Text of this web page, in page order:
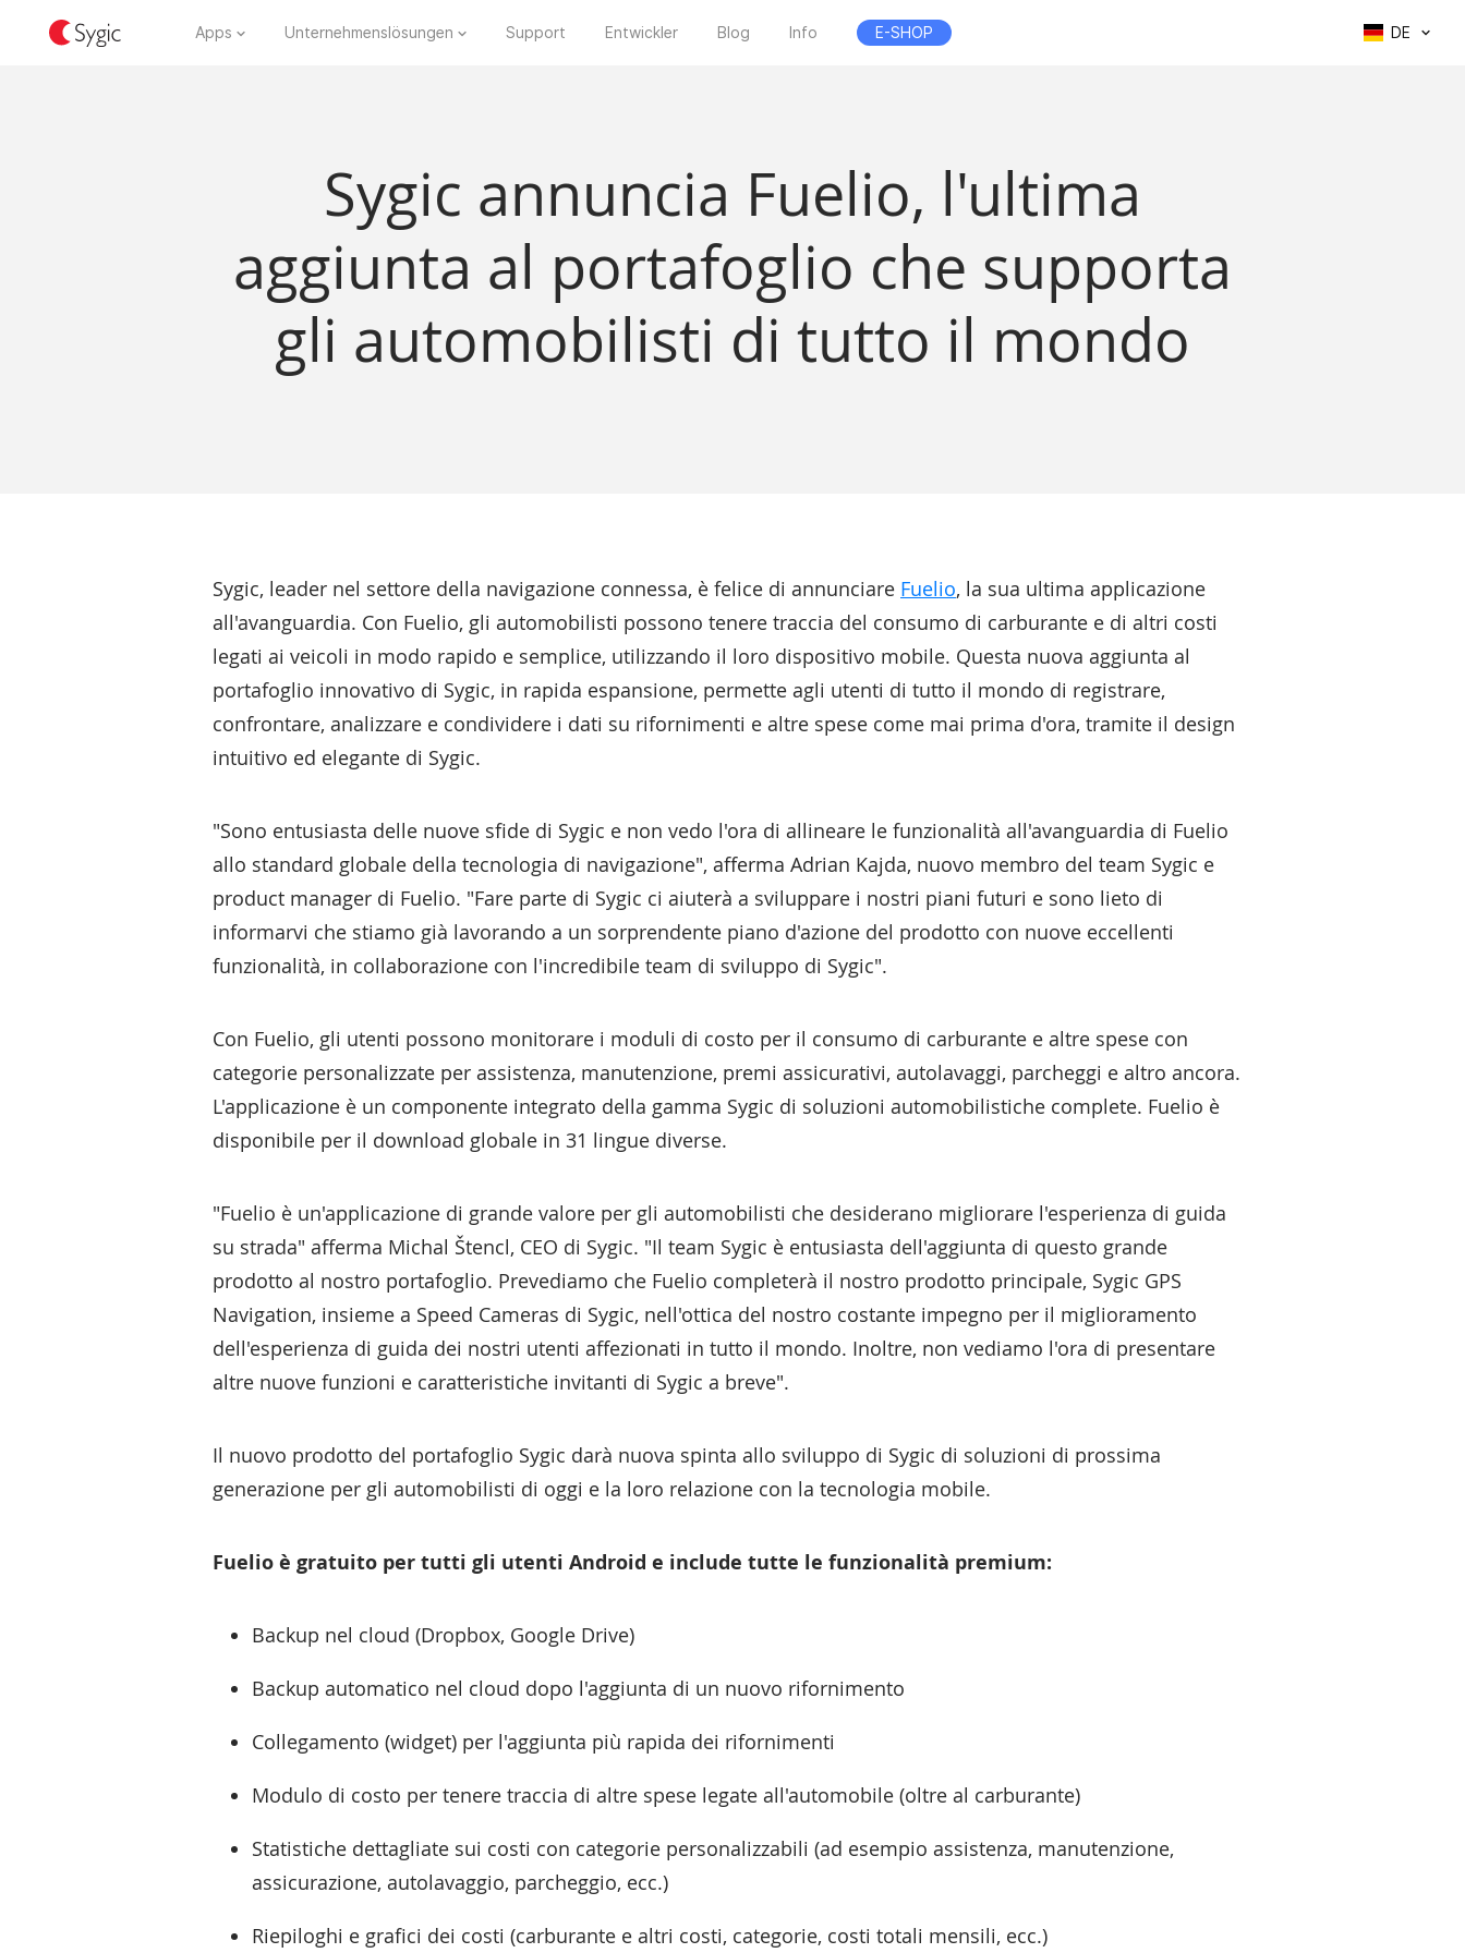
Apps Unternehmenslösungen Support Entwickler Blog Info E-SHOP DE
Sygic annuncia Fuelio, l'ultima
aggiunta al portafoglio che supporta
gli automobilisti di tutto il mondo
Sygic, leader nel settore della navigazione connessa, è felice di annunciare Fuelio, la sua ultima applicazione
all'avanguardia. Con Fuelio, gli automobilisti possono tenere traccia del consumo di carburante e di altri costi
legati ai veicoli in modo rapido e semplice, utilizzando il loro dispositivo mobile. Questa nuova aggiunta al
portafoglio innovativo di Sygic, in rapida espansione, permette agli utenti di tutto il mondo di registrare,
confrontare, analizzare e condividere i dati su rifornimenti e altre spese come mai prima d'ora, tramite il design
intuitivo ed elegante di Sygic.
"Sono entusiasta delle nuove sfide di Sygic e non vedo l'ora di allineare le funzionalità all'avanguardia di Fuelio
allo standard globale della tecnologia di navigazione", afferma Adrian Kajda, nuovo membro del team Sygic e
product manager di Fuelio. "Fare parte di Sygic ci aiuterà a sviluppare i nostri piani futuri e sono lieto di
informarvi che stiamo già lavorando a un sorprendente piano d'azione del prodotto con nuove eccellenti
funzionalità, in collaborazione con l'incredibile team di sviluppo di Sygic".
Con Fuelio, gli utenti possono monitorare i moduli di costo per il consumo di carburante e altre spese con
categorie personalizzate per assistenza, manutenzione, premi assicurativi, autolavaggi, parcheggi e altro ancora.
L'applicazione è un componente integrato della gamma Sygic di soluzioni automobilistiche complete. Fuelio è
disponibile per il download globale in 31 lingue diverse.
"Fuelio è un'applicazione di grande valore per gli automobilisti che desiderano migliorare l'esperienza di guida
su strada" afferma Michal Štencl, CEO di Sygic. "Il team Sygic è entusiasta dell'aggiunta di questo grande
prodotto al nostro portafoglio. Prevediamo che Fuelio completerà il nostro prodotto principale, Sygic GPS
Navigation, insieme a Speed Cameras di Sygic, nell'ottica del nostro costante impegno per il miglioramento
dell'esperienza di guida dei nostri utenti affezionati in tutto il mondo. Inoltre, non vediamo l'ora di presentare
altre nuove funzioni e caratteristiche invitanti di Sygic a breve".
Il nuovo prodotto del portafoglio Sygic darà nuova spinta allo sviluppo di Sygic di soluzioni di prossima
generazione per gli automobilisti di oggi e la loro relazione con la tecnologia mobile.
Fuelio è gratuito per tutti gli utenti Android e include tutte le funzionalità premium:
Backup nel cloud (Dropbox, Google Drive)
Backup automatico nel cloud dopo l'aggiunta di un nuovo rifornimento
Collegamento (widget) per l'aggiunta più rapida dei rifornimenti
Modulo di costo per tenere traccia di altre spese legate all'automobile (oltre al carburante)
Statistiche dettagliate sui costi con categorie personalizzabili (ad esempio assistenza, manutenzione,
assicurazione, autolavaggio, parcheggio, ecc.)
Riepiloghi e grafici dei costi (carburante e altri costi, categorie, costi totali mensili, ecc.)